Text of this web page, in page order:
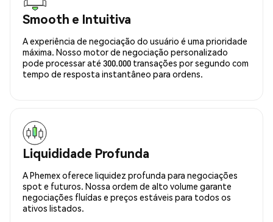
Smooth e Intuitiva
A experiência de negociação do usuário é uma prioridade
máxima. Nosso motor de negociação personalizado
pode processar até 300.000 transações por segundo com
tempo de resposta instantâneo para ordens.
Liquididade Profunda
A Phemex oferece liquidez profunda para negociações
spot e futuros. Nossa ordem de alto volume garante
negociações fluídas e preços estáveis para todos os
ativos listados.